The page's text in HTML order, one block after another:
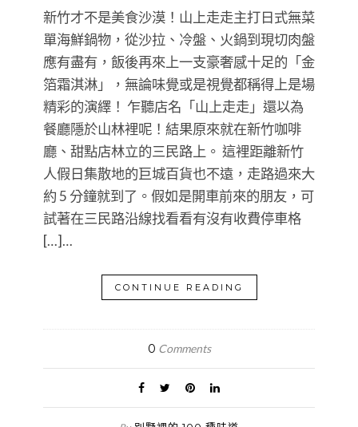
新竹才不是美食沙漠！山上走走主打日式無菜
單海鮮鍋物，從沙拉、冷盤、火鍋到現切肉盤
應有盡有，飯後再來上一支豪奢感十足的「金
箔霜淇淋」，無論味覺或是視覺都稱得上是場
精彩的演繹！ 乍聽店名「山上走走」還以為
餐廳隱於山林裡呢！結果原來就在新竹咖啡
廳、甜點店林立的三民路上。 這裡距離新竹
人假日集散地的巨城百貨也不遠，走路過來大
約 5 分鐘就到了。假如是開車前來的朋友，可
試著在三民路沿線找看看有沒有收費停車格
[…]…
CONTINUE READING
0 Comments